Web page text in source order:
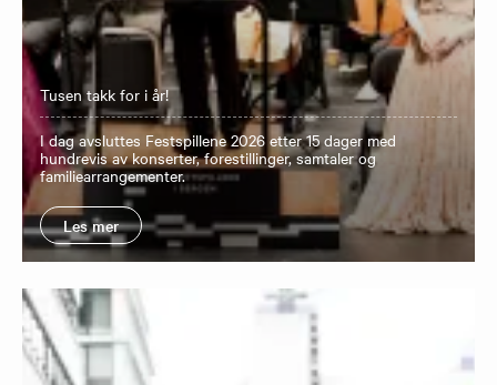
Tusen takk for i år!
I dag avsluttes Festspillene 2026 etter 15 dager med
hundrevis av konserter, forestillinger, samtaler og
familiearrangementer.
Les mer